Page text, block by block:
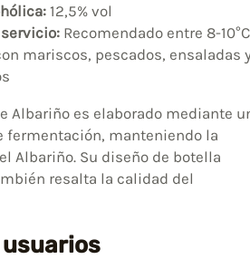
12,5% vol
Recomendado entre 8-10°C
mariscos, pescados, ensaladas
Albariño es elaborado mediante
fermentación, manteniendo la
Albariño. Su diseño de botella
resalta la calidad del